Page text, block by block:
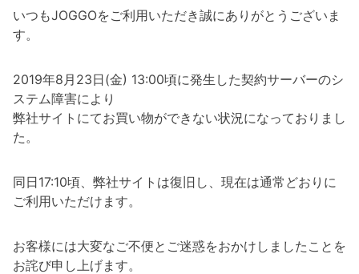
いつもJOGGOをご利用いただき誠にありがとうございま
す。
2019年8月23日(金) 13:00頃に発生した契約サーバーのシ
ステム障害により
弊社サイトにてお買い物ができない状況になっておりまし
た。
同日17:10頃、弊社サイトは復旧し、現在は通常どおりに
ご利用いただけます。
お客様には大変なご不便とご迷惑をおかけしましたことを
お詫び申し上げます。